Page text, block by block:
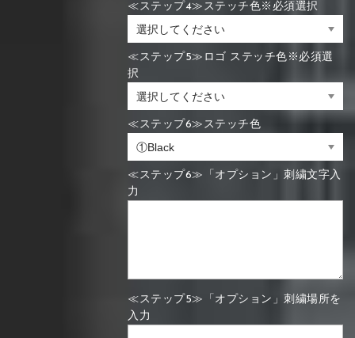
≪ステップ4≫ステッチ色※必須選択
≪ステップ5≫ロゴ ステッチ色※必須選
択
≪ステップ6≫ステッチ色
≪ステップ6≫「オプション」刺繍文字入
力
≪ステップ5≫「オプション」刺繍場所を
入力